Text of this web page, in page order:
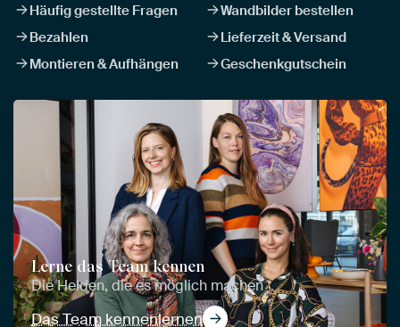
Häufig gestellte Fragen
Wandbilder bestellen
Bezahlen
Lieferzeit & Versand
Montieren & Aufhängen
Geschenkgutschein
Lerne das Team kennen
Die Helden, die es möglich machen
Das Team kennenlernen